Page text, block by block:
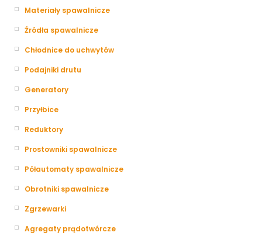
Materiały spawalnicze
Źródła spawalnicze
Chłodnice do uchwytów
Podajniki drutu
Generatory
Przyłbice
Reduktory
Prostowniki spawalnicze
Półautomaty spawalnicze
Obrotniki spawalnicze
Zgrzewarki
Agregaty prądotwórcze